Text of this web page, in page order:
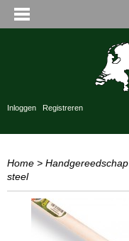
Inloggen Registreren
Home > Handgereedschap
steel